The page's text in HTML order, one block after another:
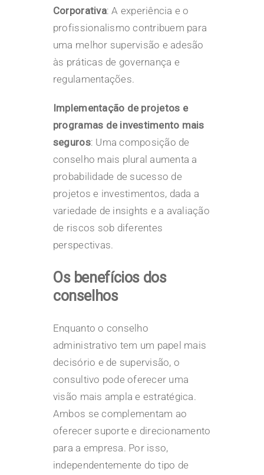
Corporativa: A experiência e o
profissionalismo contribuem para
uma melhor supervisão e adesão
às práticas de governança e
regulamentações.
Implementação de projetos e
programas de investimento mais
seguros: Uma composição de
conselho mais plural aumenta a
probabilidade de sucesso de
projetos e investimentos, dada a
variedade de insights e a avaliação
de riscos sob diferentes
perspectivas.
Os benefícios dos
conselhos
Enquanto o conselho
administrativo tem um papel mais
decisório e de supervisão, o
consultivo pode oferecer uma
visão mais ampla e estratégica.
Ambos se complementam ao
oferecer suporte e direcionamento
para a empresa. Por isso,
independentemente do tipo de